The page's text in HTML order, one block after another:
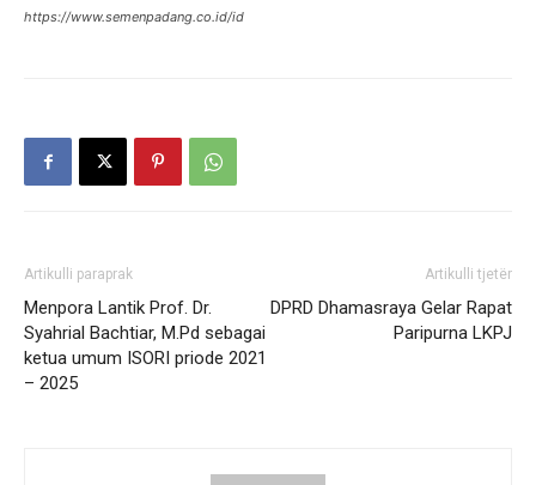
https://www.semenpadang.co.id/id
Artikulli paraprak
Menpora Lantik Prof. Dr.
Syahrial Bachtiar, M.Pd sebagai
ketua umum ISORI priode 2021
– 2025
Artikulli tjetër
DPRD Dhamasraya Gelar Rapat
Paripurna LKPJ